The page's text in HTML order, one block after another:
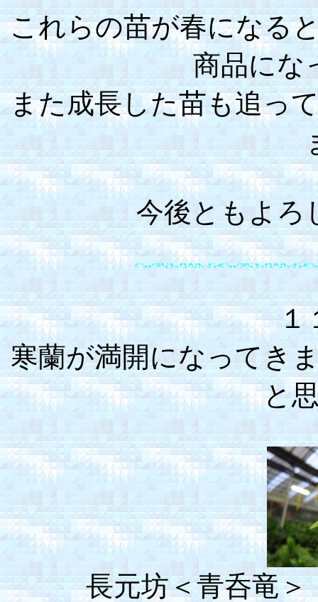
これらの苗が春になる
商品にな
また成長した苗も追っ
今後ともよろ
１
寒蘭が満開になってき
と
長元坊＜青呑竜＞